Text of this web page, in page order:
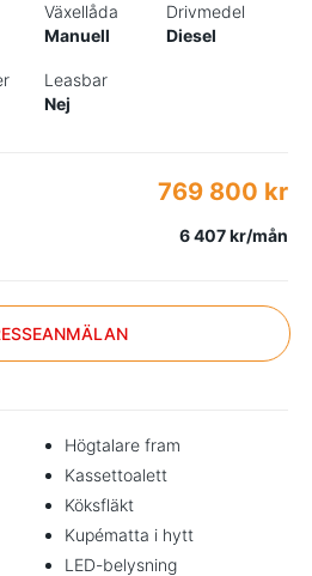
Växellåda
Manuell
Drivmedel
Diesel
Leasbar
Nej
769 800 kr
6 407 kr/mån
Högtalare fram
Kassettoalett
Köksfläkt
Kupématta i hytt
LED-belysning